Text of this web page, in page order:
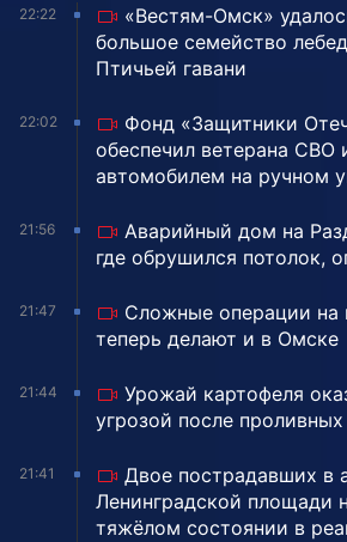
22:22
«Вестям-Омск»
большое семейство
Птичьей гавани
22:02
Фонд «Защитники
обеспечил ветерана СВО
автомобилем на ручном
21:56
Аварийный дом на
где обрушился потолок,
21:47
Сложные операции на
теперь делают и в Омске
21:44
Урожай картофеля
угрозой после
21:41
Двое пострадавших в
Ленинградской площади
тяжёлом состоянии в